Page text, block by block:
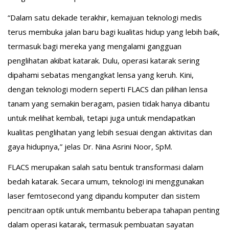
“Dalam satu dekade terakhir, kemajuan teknologi medis
terus membuka jalan baru bagi kualitas hidup yang lebih baik,
termasuk bagi mereka yang mengalami gangguan
penglihatan akibat katarak. Dulu, operasi katarak sering
dipahami sebatas mengangkat lensa yang keruh. Kini,
dengan teknologi modern seperti FLACS dan pilihan lensa
tanam yang semakin beragam, pasien tidak hanya dibantu
untuk melihat kembali, tetapi juga untuk mendapatkan
kualitas penglihatan yang lebih sesuai dengan aktivitas dan
gaya hidupnya,” jelas Dr. Nina Asrini Noor, SpM.
FLACS merupakan salah satu bentuk transformasi dalam
bedah katarak. Secara umum, teknologi ini menggunakan
laser femtosecond yang dipandu komputer dan sistem
pencitraan optik untuk membantu beberapa tahapan penting
dalam operasi katarak, termasuk pembuatan sayatan